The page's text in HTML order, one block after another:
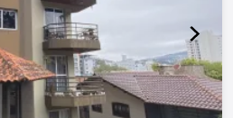
pelo pagamento de
e Seguro Incêndio